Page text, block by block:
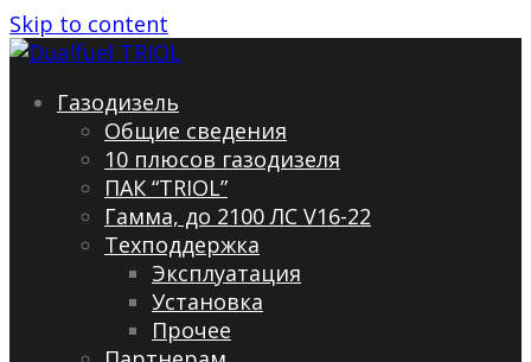
Skip to content
Газодизель
Общие сведения
10 плюсов газодизеля
ПАК “TRIOL”
Гамма, до 2100 ЛС V16-22
Техподдержка
Эксплуатация
Установка
Прочее